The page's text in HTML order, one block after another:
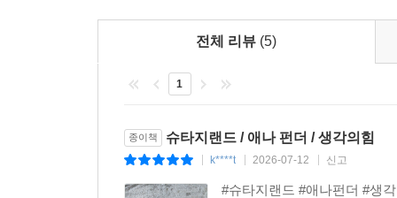
알고자 하는 욕구 밑에는 정의에 대한 욕구가 있
로잡힐 수 없다. 많은 것이 유리 뒤에 놓였지만 그
--- 「28장 〈미리암과 찰리〉」 중에서
부러워할 만한 ‘완벽한 파놉티콘’을 완성했다.
달군다. 국가 혹은 보이지 않는 거대 자본과 대
진행형인 위협에 대한 강력한 경고다.
또한 지구상의 유일한 분단국가인 한국의 독자들
연좌제의 아픔을 겪었던 역사를 공유하고 있기
(Mauer im Kopf)’은 여전히 굳건히 남아 있다.
냉전기의 동독이라는 이상하고 끔찍하며 사악
역시 훌륭하게 그려낸다.
- 〈이브닝 스탠다드〉
펀더는 청소부, 학생, 그리고 심지어는 전직 슈
정서를 생생하게 재현한다.
- 〈마리 끌레르〉
전체 리뷰 (5)
1
종이책 슈타지랜드 / 애나 펀더 / 생각의힘
k****t 2026-07-12 신고
#슈타지랜드 #애나펀더 #생